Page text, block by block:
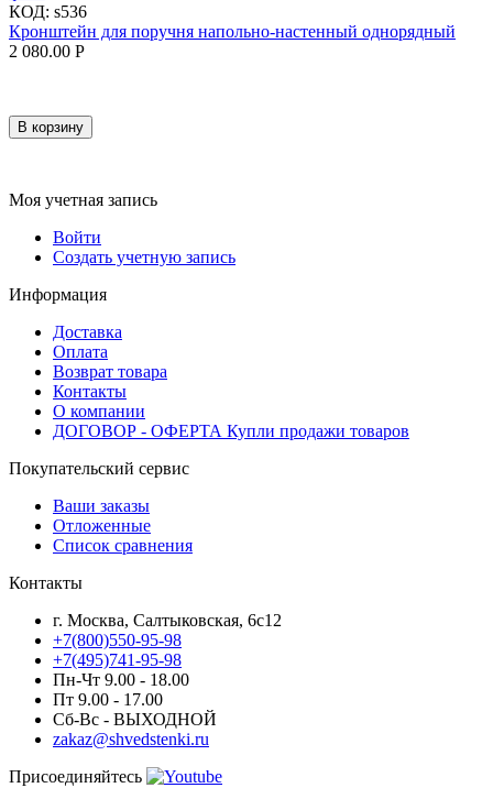
КОД: s536
Кронштейн для поручня напольно-настенный однорядный
2 080.00 Р
В корзину
Моя учетная запись
Войти
Создать учетную запись
Информация
Доставка
Оплата
Возврат товара
Контакты
О компании
ДОГОВОР - ОФЕРТА Купли продажи товаров
Покупательский сервис
Ваши заказы
Отложенные
Список сравнения
Контакты
г. Москва, Салтыковская, 6с12
+7(800)550-95-98
+7(495)741-95-98
Пн-Чт 9.00 - 18.00
Пт 9.00 - 17.00
Сб-Вс - ВЫХОДНОЙ
zakaz@shvedstenki.ru
Присоединяйтесь